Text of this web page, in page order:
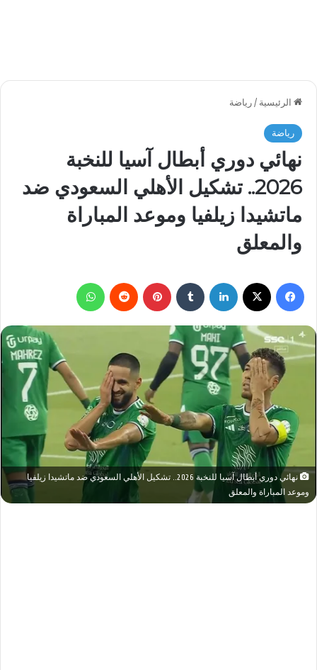
الرئيسية / رياضة
رياضة
نهائي دوري أبطال آسيا للنخبة
2026.. تشكيل الأهلي السعودي ضد
ماتشيدا زيلفيا وموعد المباراة
والمعلق
فيسبوك لينكدإن بينتيريست
نهائي دوري أبطال آسيا للنخبة 2026.. تشكيل الأهلي السعودي ضد ماتشيدا زيلفيا
وموعد المباراة والمعلق